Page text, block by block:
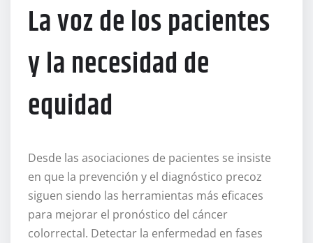
La voz de los pacientes
y la necesidad de
equidad
Desde las asociaciones de pacientes se insiste
en que la prevención y el diagnóstico precoz
siguen siendo las herramientas más eficaces
para mejorar el pronóstico del cáncer
colorrectal. Detectar la enfermedad en fases